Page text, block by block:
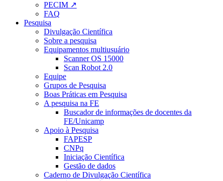
PECIM ↗
FAQ
Pesquisa
Divulgação Científica
Sobre a pesquisa
Equipamentos multiusuário
Scanner OS 15000
Scan Robot 2.0
Equipe
Grupos de Pesquisa
Boas Práticas em Pesquisa
A pesquisa na FE
Buscador de informações de docentes da
FE/Unicamp
Apoio à Pesquisa
FAPESP
CNPq
Iniciação Científica
Gestão de dados
Caderno de Divulgação Científica